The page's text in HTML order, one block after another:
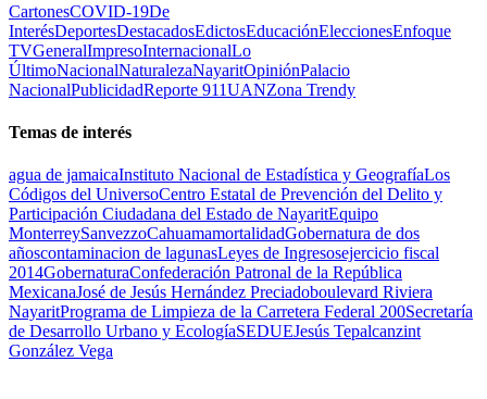
CartonesCOVID-19De
InterésDeportesDestacadosEdictosEducaciónEleccionesEnfoque
TVGeneralImpresoInternacionalLo
ÚltimoNacionalNaturalezaNayaritOpiniónPalacio
NacionalPublicidadReporte 911UANZona Trendy
Temas de interés
agua de jamaicaInstituto Nacional de Estadística y GeografíaLos
Códigos del UniversoCentro Estatal de Prevención del Delito y
Participación Ciudadana del Estado de NayaritEquipo
MonterreySanvezzoCahuamamortalidadGobernatura de dos
añoscontaminacion de lagunasLeyes de Ingresosejercicio fiscal
2014GobernaturaConfederación Patronal de la República
MexicanaJosé de Jesús Hernández Preciadoboulevard Riviera
NayaritPrograma de Limpieza de la Carretera Federal 200Secretaría
de Desarrollo Urbano y EcologíaSEDUEJesús Tepalcanzint
González Vega